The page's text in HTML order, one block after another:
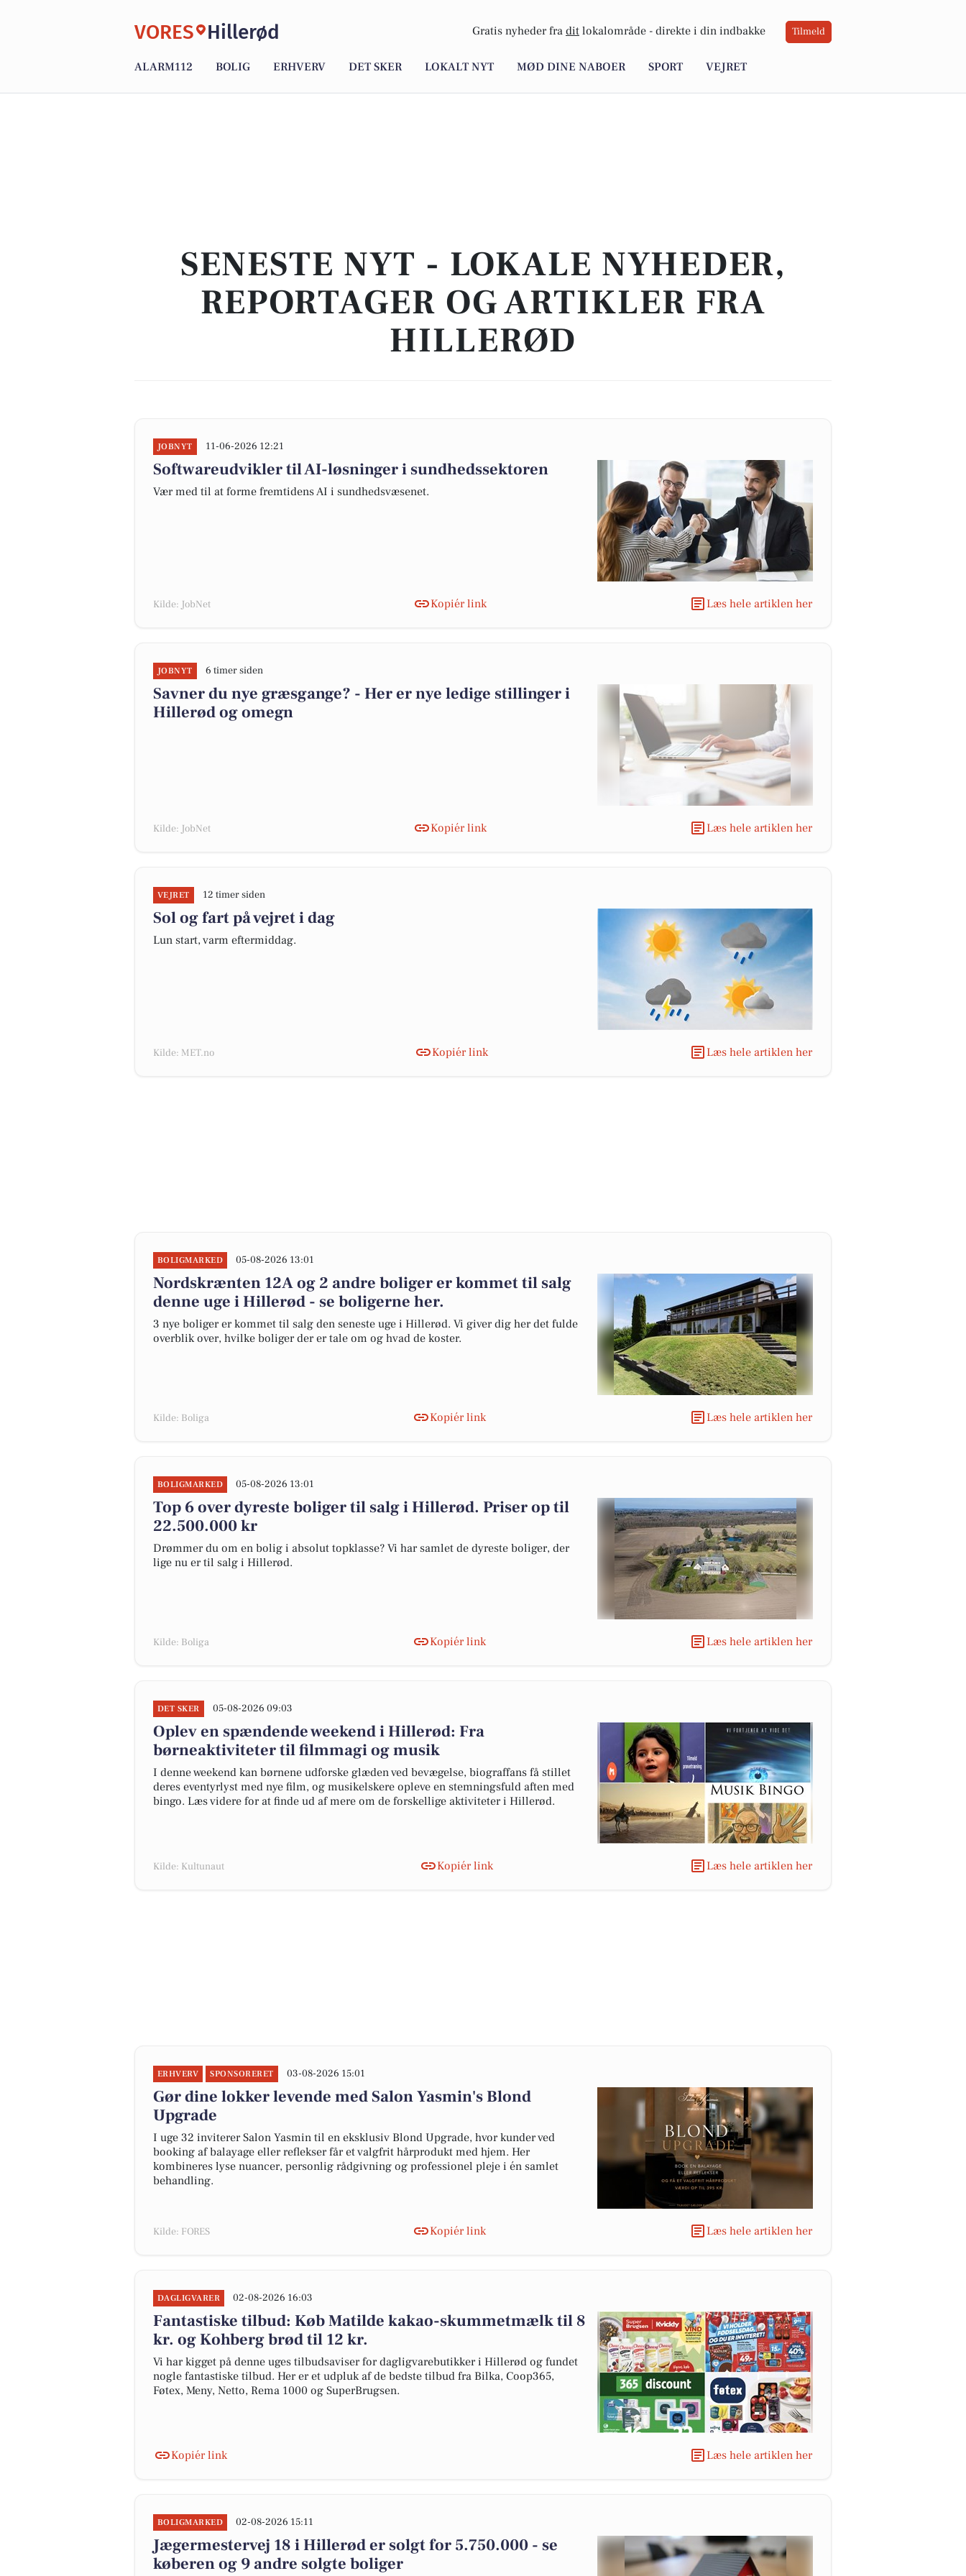
VORES Hillerød Gratis nyheder fra dit lokalområde - direkte i din indbakke Tilmeld
ALARM112 BOLIG ERHVERV DET SKER LOKALT NYT MØD DINE NABOER SPORT VEJRET
SENESTE NYT - LOKALE NYHEDER,
REPORTAGER OG ARTIKLER FRA
HILLERØD
JOBNYT 11-06-2026 12:21
Softwareudvikler til AI-løsninger i sundhedssektoren
Vær med til at forme fremtidens AI i sundhedsvæsenet.
Kilde: JobNet Kopiér link Læs hele artiklen her
JOBNYT 6 timer siden
Savner du nye græsgange? - Her er nye ledige stillinger i
Hillerød og omegn
Kilde: JobNet Kopiér link Læs hele artiklen her
VEJRET 12 timer siden
Sol og fart på vejret i dag
Lun start, varm eftermiddag.
Kilde: MET.no Kopiér link Læs hele artiklen her
BOLIGMARKED 05-08-2026 13:01
Nordskrænten 12A og 2 andre boliger er kommet til salg
denne uge i Hillerød - se boligerne her.
3 nye boliger er kommet til salg den seneste uge i Hillerød. Vi giver dig her det fulde
overblik over, hvilke boliger der er tale om og hvad de koster.
Kilde: Boliga Kopiér link Læs hele artiklen her
BOLIGMARKED 05-08-2026 13:01
Top 6 over dyreste boliger til salg i Hillerød. Priser op til
22.500.000 kr
Drømmer du om en bolig i absolut topklasse? Vi har samlet de dyreste boliger, der
lige nu er til salg i Hillerød.
Kilde: Boliga Kopiér link Læs hele artiklen her
DET SKER 05-08-2026 09:03
Oplev en spændende weekend i Hillerød: Fra
børneaktiviteter til filmmagi og musik
I denne weekend kan børnene udforske glæden ved bevægelse, biograffans få stillet
deres eventyrlyst med nye film, og musikelskere opleve en stemningsfuld aften med
bingo. Læs videre for at finde ud af mere om de forskellige aktiviteter i Hillerød.
Kilde: Kultunaut Kopiér link Læs hele artiklen her
ERHVERV SPONSORERET 03-08-2026 15:01
Gør dine lokker levende med Salon Yasmin's Blond
Upgrade
I uge 32 inviterer Salon Yasmin til en eksklusiv Blond Upgrade, hvor kunder ved
booking af balayage eller reflekser får et valgfrit hårprodukt med hjem. Her
kombineres lyse nuancer, personlig rådgivning og professionel pleje i én samlet
behandling.
Kilde: FORES Kopiér link Læs hele artiklen her
DAGLIGVARER 02-08-2026 16:03
Fantastiske tilbud: Køb Matilde kakao-skummetmælk til 8
kr. og Kohberg brød til 12 kr.
Vi har kigget på denne uges tilbudsaviser for dagligvarebutikker i Hillerød og fundet
nogle fantastiske tilbud. Her er et udpluk af de bedste tilbud fra Bilka, Coop365,
Føtex, Meny, Netto, Rema 1000 og SuperBrugsen.
Kopiér link Læs hele artiklen her
BOLIGMARKED 02-08-2026 15:11
Jægermestervej 18 i Hillerød er solgt for 5.750.000 - se
køberen og 9 andre solgte boliger